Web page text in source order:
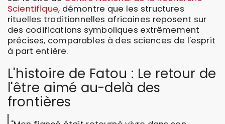
Scientifique, démontre que les structures
rituelles traditionnelles africaines reposent sur
des codifications symboliques extrêmement
précises, comparables à des sciences de l'esprit
à part entière.
L'histoire de Fatou : Le retour de
l'être aimé au-delà des
frontières